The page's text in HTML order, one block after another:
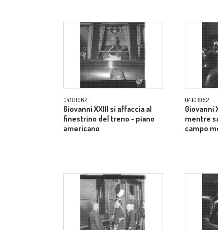
04.10.1962
Giovanni XXIII si affaccia al
finestrino del treno - piano
americano
04.10.1962
Giovanni
mentre
campo